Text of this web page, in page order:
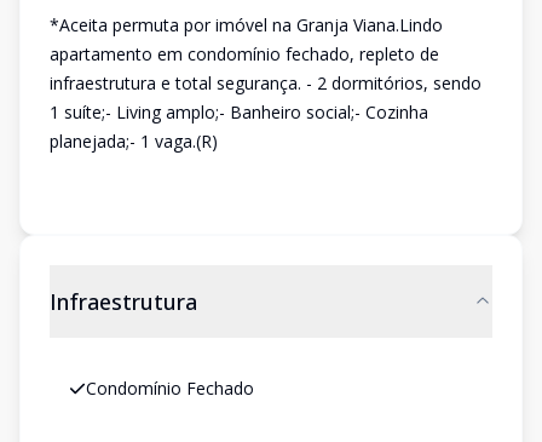
*Aceita permuta por imóvel na Granja Viana.Lindo
apartamento em condomínio fechado, repleto de
infraestrutura e total segurança. - 2 dormitórios, sendo
1 suíte;- Living amplo;- Banheiro social;- Cozinha
planejada;- 1 vaga.(R)
Infraestrutura
Condomínio Fechado